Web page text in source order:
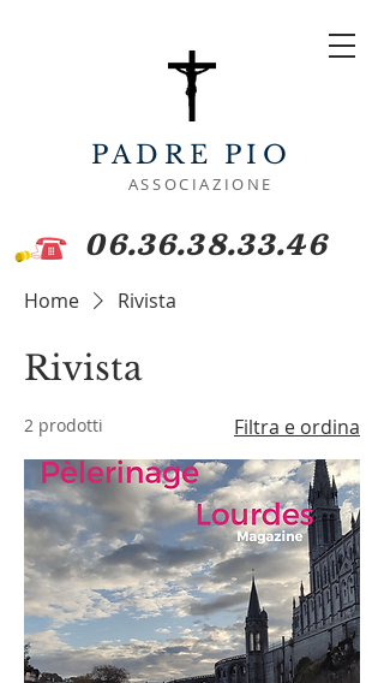
PADRE PIO
ASSOCIAZIONE
06.36.38.33.46
Home Rivista
Rivista
2 prodotti Filtra e ordina